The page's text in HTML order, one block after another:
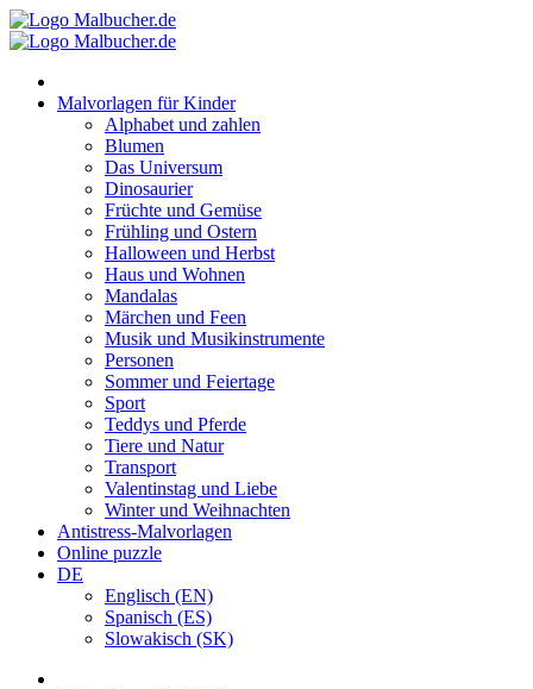
Zum
Inhalt
Malvorlagen für Kinder
Alphabet und zahlen
Blumen
Das Universum
Dinosaurier
Früchte und Gemüse
Frühling und Ostern
Halloween und Herbst
Haus und Wohnen
Mandalas
Märchen und Feen
Musik und Musikinstrumente
Personen
Sommer und Feiertage
Sport
Teddys und Pferde
Tiere und Natur
Transport
Valentinstag und Liebe
Winter und Weihnachten
Antistress-Malvorlagen
Online puzzle
DE
Englisch (EN)
Spanisch (ES)
Slowakisch (SK)